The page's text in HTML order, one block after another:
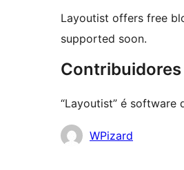
Layoutist offers free
supported soon.
“Layoutist” é software
Contribuidores
WPizard